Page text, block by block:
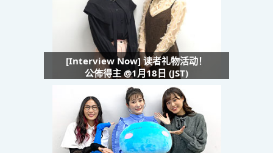
[Interview Now] 读者礼物活动！
公佈得主 @1月18日 (JST)